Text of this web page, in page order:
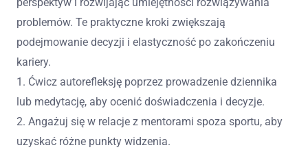
problemów. Te praktyczne kroki zwiększają
podejmowanie decyzji i elastyczność po zakończeniu
kariery.
1. Ćwicz autorefleksję poprzez prowadzenie dziennika
lub medytację, aby ocenić doświadczenia i decyzje.
2. Angażuj się w relacje z mentorami spoza sportu, aby
uzyskać różne punkty widzenia.